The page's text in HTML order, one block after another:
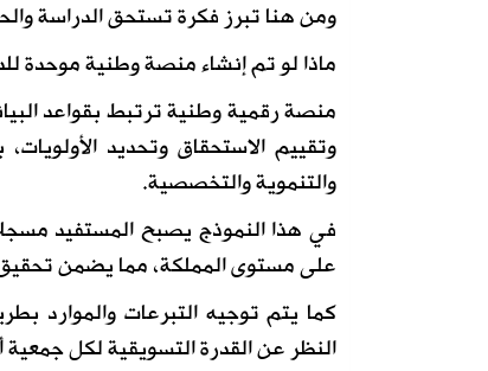
ومن هنا تبرز فكرة تستحق الدراسة
ماذا لو تم إنشاء منصة وطنية موحدة
منصة رقمية وطنية ترتبط بقواعد
وتقييم الاستحقاق وتحديد
والتنموية والتخصصية.
في هذا النموذج يصبح المستفيد
على مستوى المملكة، مما يضمن تحقيق
كما يتم توجيه التبرعات والموارد
النظر عن القدرة التسويقية لكل